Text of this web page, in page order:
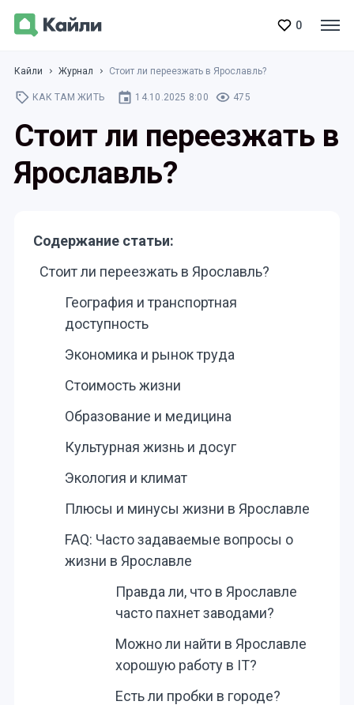
0
Кайли Журнал Стоит ли переезжать в Ярославль?
КАК ТАМ ЖИТЬ 14.10.2025 8:00 475
Стоит ли переезжать в
Ярославль?
Содержание статьи:
Стоит ли переезжать в Ярославль?
География и транспортная
доступность
Экономика и рынок труда
Стоимость жизни
Образование и медицина
Культурная жизнь и досуг
Экология и климат
Плюсы и минусы жизни в Ярославле
FAQ: Часто задаваемые вопросы о
жизни в Ярославле
Правда ли, что в Ярославле
часто пахнет заводами?
Можно ли найти в Ярославле
хорошую работу в IT?
Есть ли пробки в городе?